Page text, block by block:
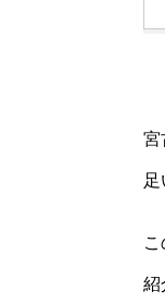
宮
足
紹